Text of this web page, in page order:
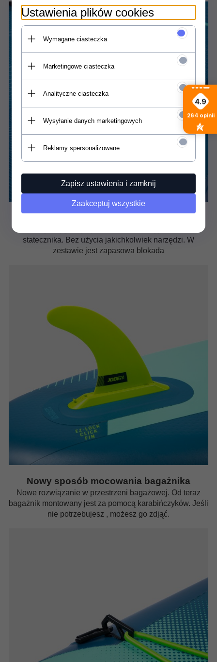
statecznika. Bez użycia jakichkolwiek narzędzi. W
zestawie jest zapasowa blokada
Nowy sposób mocowania bagażnika
Nowe rozwiązanie w przestrzeni bagażowej. Od teraz
bagażnik montowany jest za pomocą karabińczyków. Jeśli
nie potrzebujesz , możesz go zdjąć.
Ustawienia plików cookies
Wymagane ciasteczka
Marketingowe ciasteczka
Analityczne ciasteczka
Wysyłanie danych marketingowych
Reklamy spersonalizowane
Zapisz ustawienia i zamknij
Zaakceptuj wszystkie
4.9
264 opinii